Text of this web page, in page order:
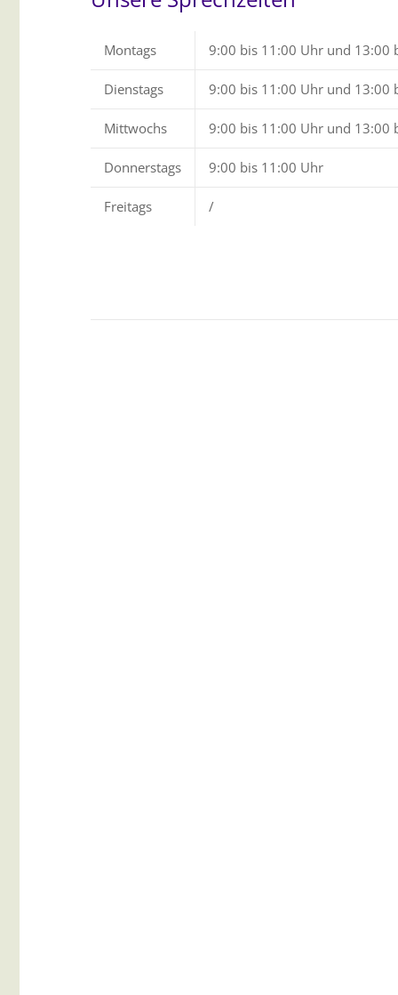
Montags 9:00 bis 11:00 Uhr und 13:00
Dienstags 9:00 bis 11:00 Uhr und 13:00
Mittwochs 9:00 bis 11:00 Uhr und 13:00
Donnerstags 9:00 bis 11:00 Uhr
Freitags /